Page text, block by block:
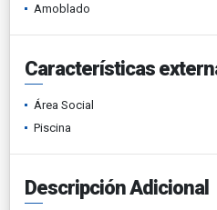
Amoblado
Características
Área Social
Piscina
Descripción Adicional